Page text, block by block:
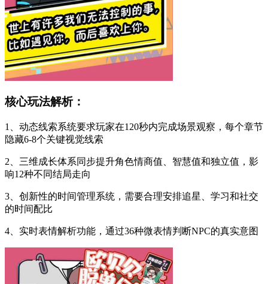
核心玩法解析：
1、动态线索系统要求玩家在120秒内完成场景观察，每个章节
隐藏6-8个关键视觉线索
2、三维成长体系同步提升角色情商值、智慧值和独立值，影
响12种不同结局走向
3、创新性的时间管理系统，需要合理安排追星、学习和社交
的时间配比
4、实时表情解析功能，通过36种微表情判断NPC的真实意图